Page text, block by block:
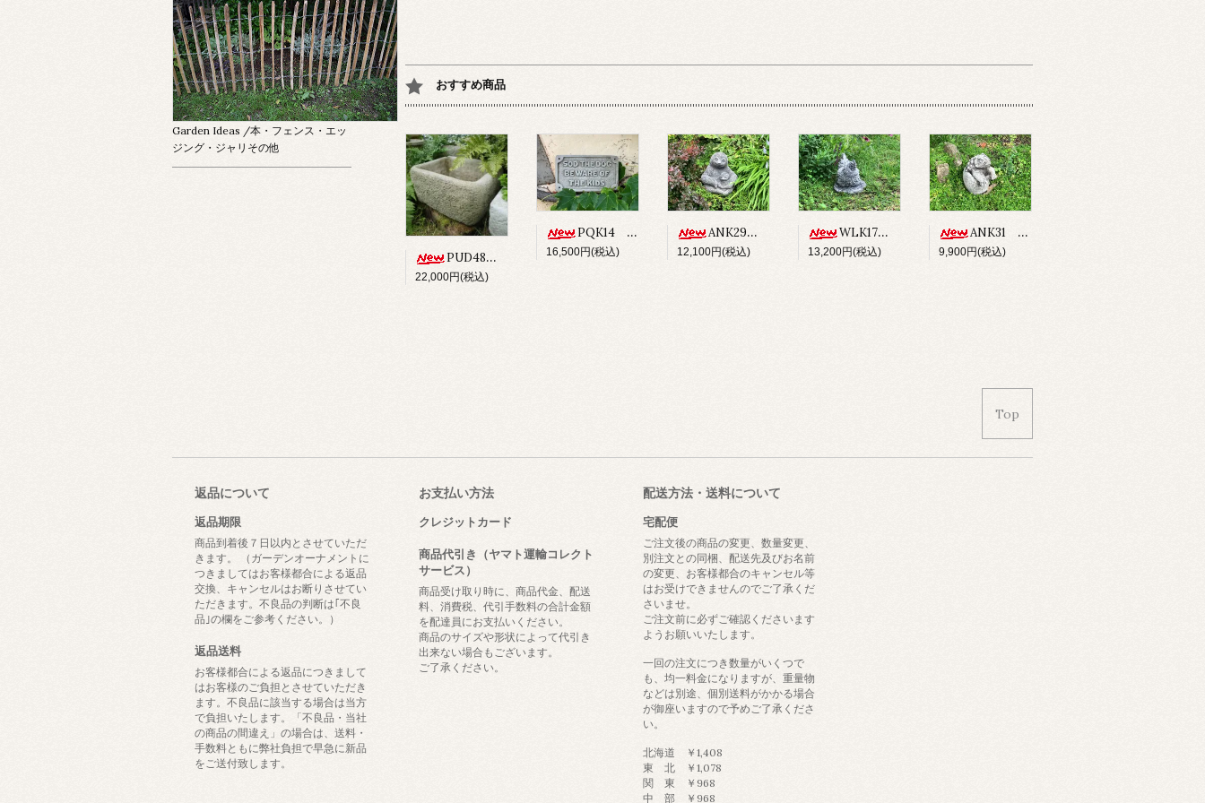
おすすめ商品
PUD48 ALPINE PLANTER
22,000円(税込)
PQK14 SOD THE DOG BEWARE OF THE KIDS
16,500円(税込)
ANK29 SLOTH
12,100円(税込)
WLK17 CHICKEN
13,200円(税込)
ANK31 ANCHISAURUS
9,900円(税込)
Garden Ideas /本・フェンス・エッ
ジング・ジャリその他
Top
返品について
返品期限
商品到着後７日以内とさせていただ
きます。 （ガーデンオーナメントに
つきましてはお客様都合による返品
交換、キャンセルはお断りさせてい
ただきます。不良品の判断は｢不良
品｣の欄をご参考ください。）
返品送料
お客様都合による返品につきまして
はお客様のご負担とさせていただき
ます。不良品に該当する場合は当方
で負担いたします。「不良品・当社
の商品の間違え」の場合は、送料・
手数料ともに弊社負担で早急に新品
をご送付致します。
お支払い方法
クレジットカード
商品代引き（ヤマト運輸コレクト
サービス）
商品受け取り時に、商品代金、配送
料、消費税、代引手数料の合計金額
を配達員にお支払いください。
商品のサイズや形状によって代引き
出来ない場合もございます。
ご了承ください。
配送方法・送料について
宅配便
ご注文後の商品の変更、数量変更、
別注文との同梱、配送先及びお名前
の変更、お客様都合のキャンセル等
はお受けできませんのでご了承くだ
さいませ。
ご注文前に必ずご確認くださいます
ようお願いいたします。
一回の注文につき数量がいくつで
も、均一料金になりますが、重量物
などは別途、個別送料がかかる場合
が御座いますので予めご了承くださ
い。
北海道 ￥1,408
東 北 ￥1,078
関 東 ￥968
中 部 ￥968